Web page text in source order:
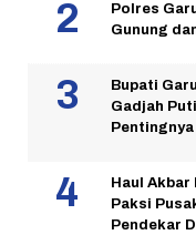
Polres
Gunung
Bupati
Gadjah
Haul Akbar
Paksi
Pendekar